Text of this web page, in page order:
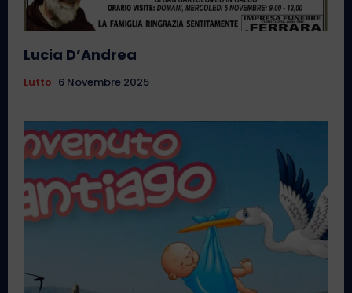
Lucia D’Andrea
Lutto 6 Novembre 2025